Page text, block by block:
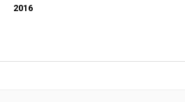
2016